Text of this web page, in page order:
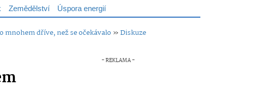
Zemědělství Úspora energií
dříve, než se očekávalo»Diskuze